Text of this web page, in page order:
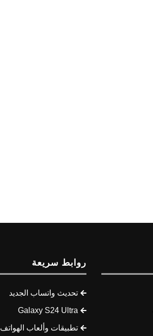
روابط سريعة
تحديث واتساب الجديد
Galaxy S24 Ultra
تطبيقات وألعاب الهواتف